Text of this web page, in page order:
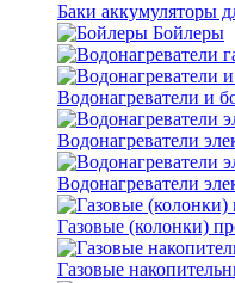
Баки аккумуляторы
Бойлеры
Водонагреватели и
Водонагреватели
Водонагреватели
Газовые (колонки)
Газовые